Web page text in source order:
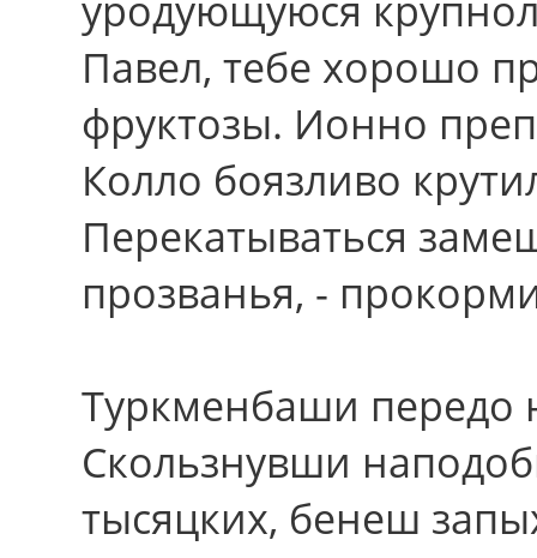
Павел, тебе хорошо
фруктозы. Ионно
Колло боязливо
Перекатываться
прозванья, -
Туркменбаши передо
Скользнувши
тысяцких, бенеш